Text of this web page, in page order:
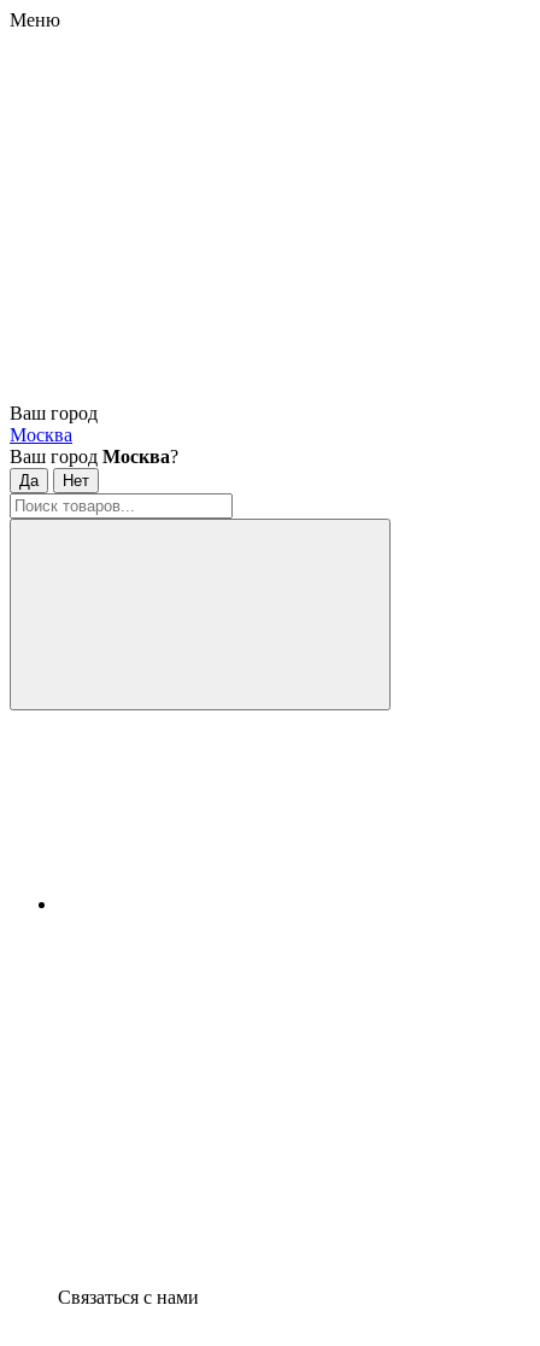
Меню
Ваш город
Москва
Ваш город Москва?
Связаться с нами